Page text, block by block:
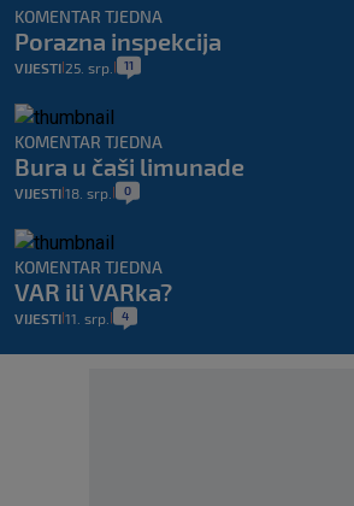
KOMENTAR TJEDNA
Porazna inspekcija
VIJESTI 25. srp. 11
KOMENTAR TJEDNA
Bura u čaši limunade
VIJESTI 18. srp. 0
KOMENTAR TJEDNA
VAR ili VARka?
VIJESTI 11. srp. 4